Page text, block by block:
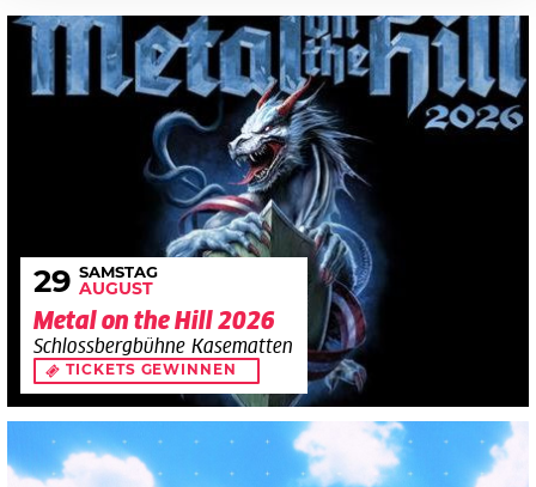
29 SAMSTAG
AUGUST
Metal on the Hill 2026
Schlossbergbühne Kasematten
TICKETS GEWINNEN